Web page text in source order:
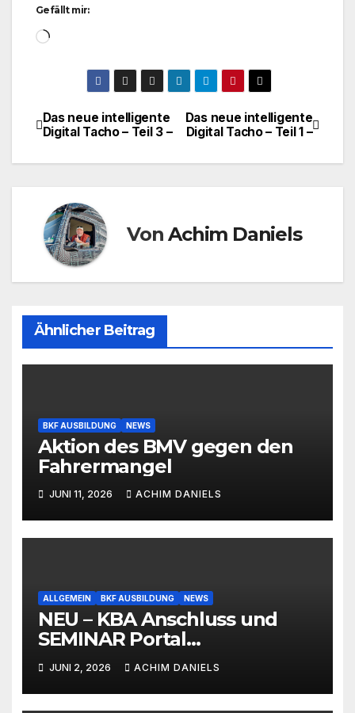
Gefällt mir:
Wird
Beitragsnavigation
Das neue intelligente
Digital Tacho – Teil 1 –
Das neue intelligente
Digital Tacho – Teil 3 –
VonAchim Daniels
Ähnlicher Beitrag
BKF AUSBILDUNG NEWS
Aktion des BMV gegen den
Fahrermangel
JUNI 11, 2026 ACHIM DANIELS
ALLGEMEIN BKF AUSBILDUNG NEWS
NEU – KBA Anschluss und
SEMINAR Portal
AKTIONSPREISE!!! Bis zu 50%
RABATT
JUNI 2, 2026 ACHIM DANIELS